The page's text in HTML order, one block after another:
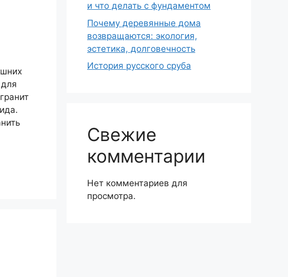
и что делать с фундаментом
Почему деревянные дома
возвращаются: экология,
эстетика, долговечность
История русского сруба
Свежие
комментарии
Нет комментариев для
просмотра.